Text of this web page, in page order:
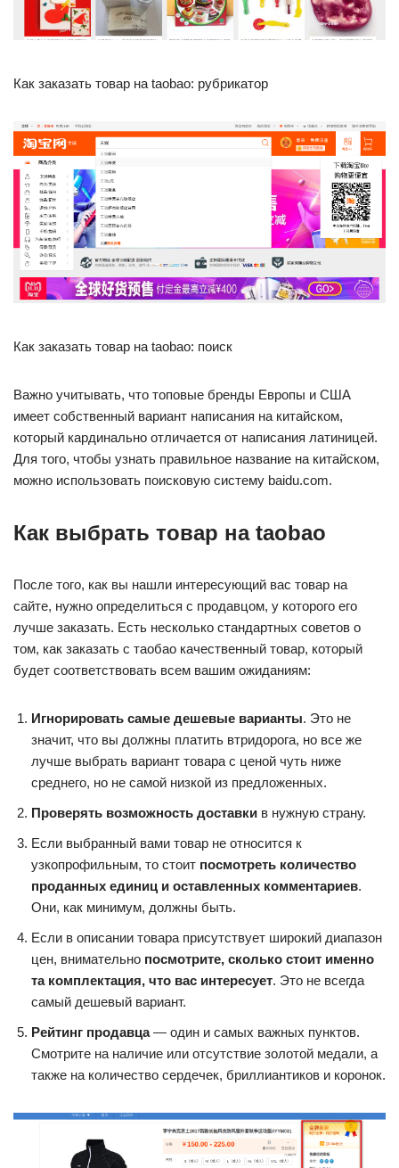
Как заказать товар на taobao: рубрикатор
Как заказать товар на taobao: поиск
Важно учитывать, что топовые бренды Европы и США
имеет собственный вариант написания на китайском,
который кардинально отличается от написания латиницей.
Для того, чтобы узнать правильное название на китайском,
можно использовать поисковую систему baidu.com.
Как выбрать товар на taobao
После того, как вы нашли интересующий вас товар на
сайте, нужно определиться с продавцом, у которого его
лучше заказать. Есть несколько стандартных советов о
том, как заказать с таобао качественный товар, который
будет соответствовать всем вашим ожиданиям:
Игнорировать самые дешевые варианты. Это не
значит, что вы должны платить втридорога, но все же
лучше выбрать вариант товара с ценой чуть ниже
среднего, но не самой низкой из предложенных.
Проверять возможность доставки в нужную страну.
Если выбранный вами товар не относится к
узкопрофильным, то стоит посмотреть количество
проданных единиц и оставленных комментариев.
Они, как минимум, должны быть.
Если в описании товара присутствует широкий диапазон
цен, внимательно посмотрите, сколько стоит именно
та комплектация, что вас интересует. Это не всегда
самый дешевый вариант.
Рейтинг продавца— один и самых важных пунктов.
Смотрите на наличие или отсутствие золотой медали, а
также на количество сердечек, бриллиантиков и коронок.